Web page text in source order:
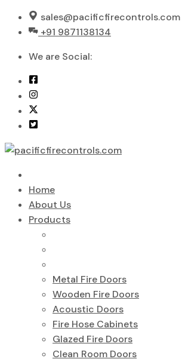
Skip
sales@pacificfirecontrols.com
+91 9871138134
We are Social:
Home
About Us
Products
Metal Fire Doors
Wooden Fire Doors
Acoustic Doors
Fire Hose Cabinets
Glazed Fire Doors
Clean Room Doors